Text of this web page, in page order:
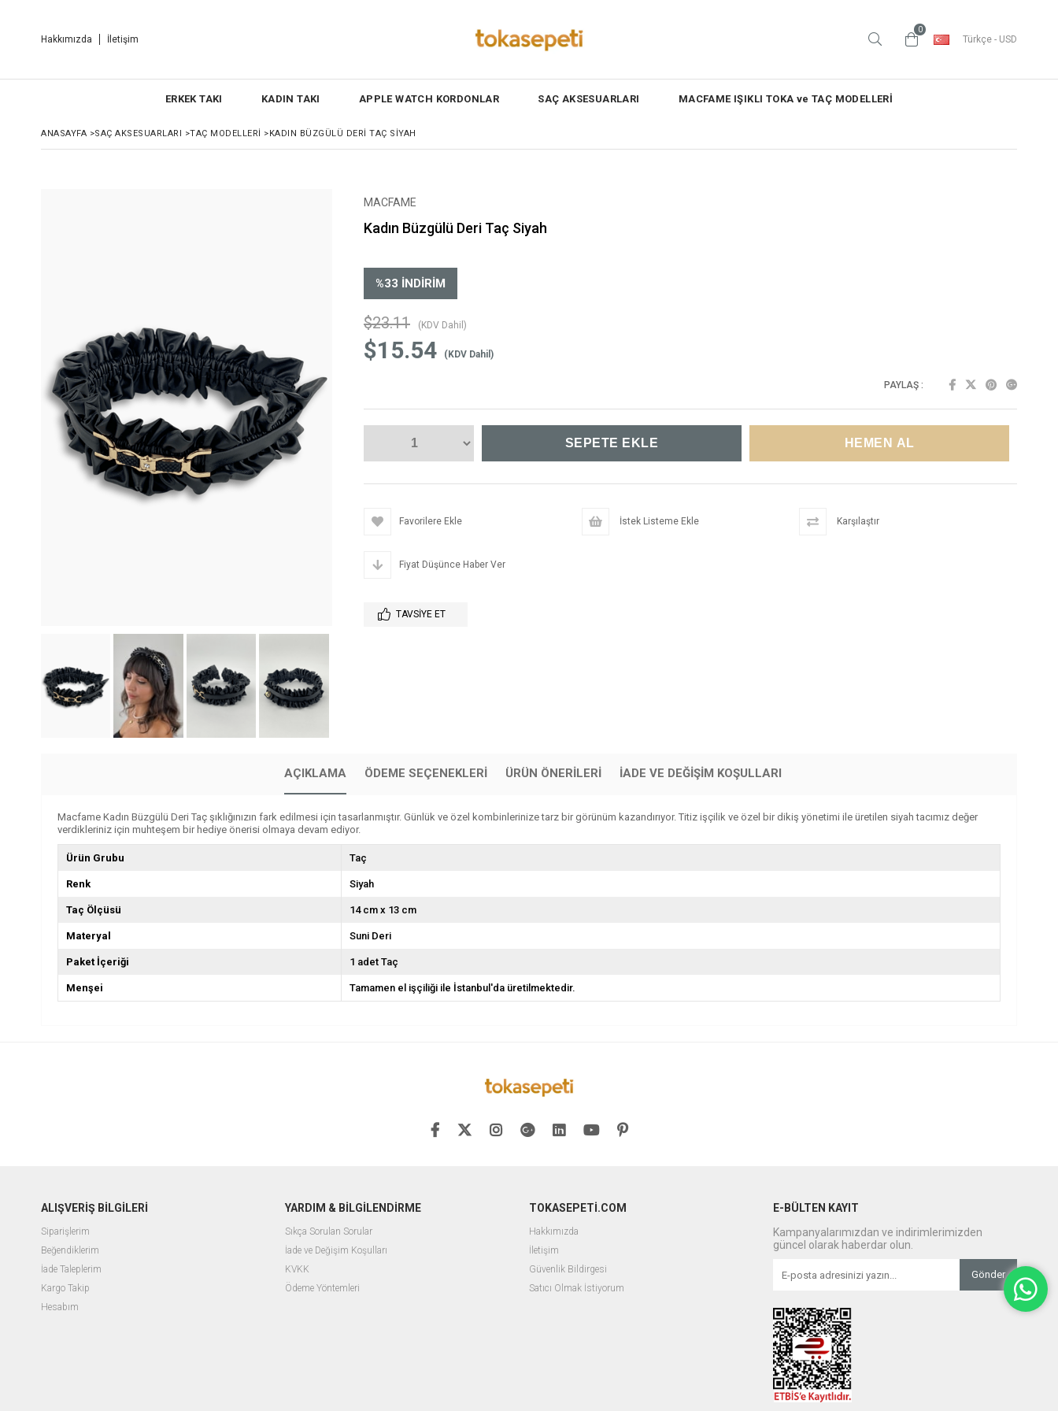
Hakkımızda İletişim
0
Türkçe - USD
ERKEK TAKI KADIN TAKI APPLE WATCH KORDONLAR SAÇ AKSESUARLARI MACFAME IŞIKLI TOKA ve TAÇ MODELLERİ
ANASAYFA >SAÇ AKSESUARLARI >TAÇ MODELLERI >KADIN BÜZGÜLÜ DERI TAÇ SIYAH
MACFAME
Kadın Büzgülü Deri Taç Siyah
%33 İNDIRIM
$23.11 (KDV Dahil)
$15.54 (KDV Dahil)
PAYLAŞ :
Favorilere Ekle İstek Listeme Ekle Karşılaştır
Fiyat Düşünce Haber Ver
TAVSIYE ET
AÇIKLAMA ÖDEME SEÇENEKLERI ÜRÜN ÖNERILERI İADE VE DEĞİŞİM KOŞULLARI
Macfame Kadın Büzgülü Deri Taç şıklığınızın fark edilmesi için tasarlanmıştır. Günlük ve özel kombinlerinize tarz bir görünüm kazandırıyor. Titiz işçilik ve özel bir dikiş yönetimi ile üretilen siyah tacımız değer
verdikleriniz için muhteşem bir hediye önerisi olmaya devam ediyor.
Ürün Grubu Taç
Renk Siyah
Taç Ölçüsü 14 cm x 13 cm
Materyal Suni Deri
Paket İçeriği 1 adet Taç
Menşei Tamamen el işçiliği ile İstanbul'da üretilmektedir.
ALIŞVERİŞ BİLGİLERİ
Siparişlerim
Beğendiklerim
İade Taleplerim
Kargo Takip
Hesabım
YARDIM & BİLGİLENDİRME
Sıkça Sorulan Sorular
İade ve Değişim Koşulları
KVKK
Ödeme Yöntemleri
TOKASEPETİ.COM
Hakkımızda
İletişim
Güvenlik Bildirgesi
Satıcı Olmak İstiyorum
E-BÜLTEN KAYIT
Kampanyalarımızdan ve indirimlerimizden
güncel olarak haberdar olun.
Gönder